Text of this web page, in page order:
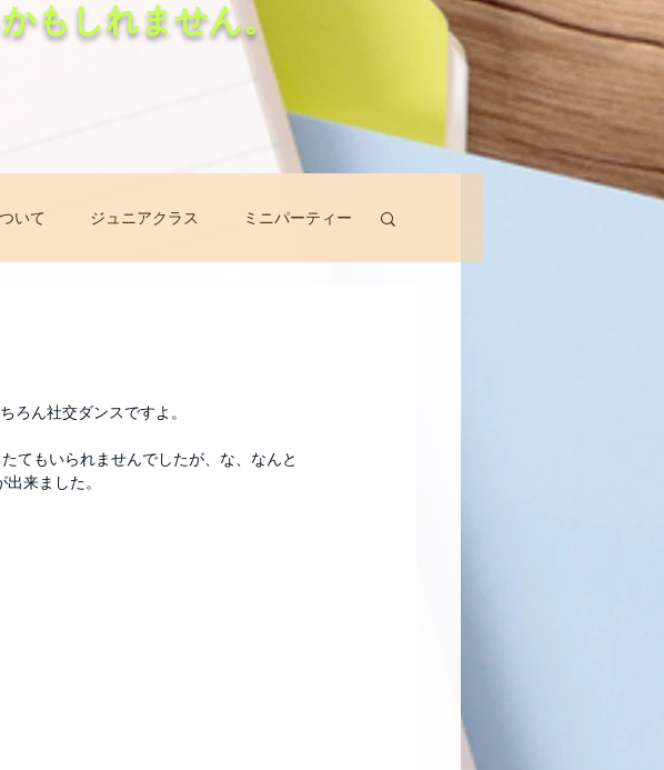
もしれません。
いて ジュニアクラス ミニパーティー
ろん社交ダンスですよ。
てもいられませんでしたが、な、なんと
来ました。